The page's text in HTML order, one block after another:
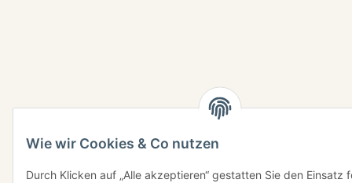
Wie wir Cookies & Co nutzen
Durch Klicken auf „Alle akzeptieren“ gestatten Sie den Einsatz